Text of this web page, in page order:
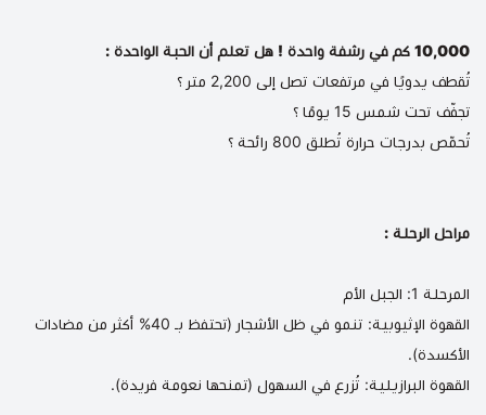
10,000 كم في رشفة واحدة ! هل تعلم أن الحبة الواحدة :
تُقطف يدويًا في مرتفعات تصل إلى 2,200 متر ؟
تجفّف تحت شمس 15 يومًا ؟
تُحمّص بدرجات حرارة تُطلق 800 رائحة ؟
مراحل الرحلة :
المرحلة 1: الجبل الأم
القهوة الإثيوبية: تنمو في ظل الأشجار (تحتفظ بـ 40% أكثر من مضادات
الأكسدة).
القهوة البرازيلية: تُزرع في السهول (تمنحها نعومة فريدة).